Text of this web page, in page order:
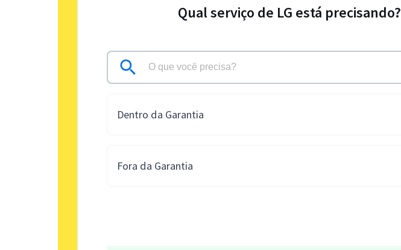
Qual serviço de LG está precisando?
Dentro da Garantia
Fora da Garantia